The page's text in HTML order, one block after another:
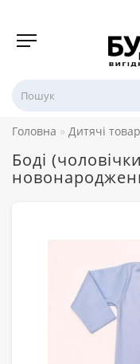
Головна Дитячі
Боді